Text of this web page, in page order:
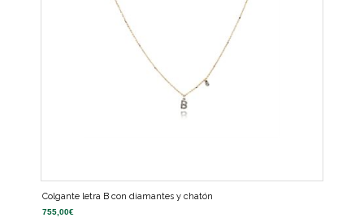
Colgante letra B con diamantes y chatón
755,00€